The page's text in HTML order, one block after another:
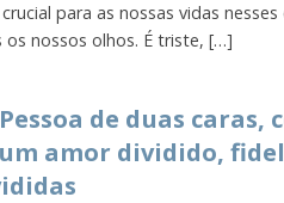
para as nossas vidas
nossos olhos. É triste, […]
de duas caras,
amor dividido,